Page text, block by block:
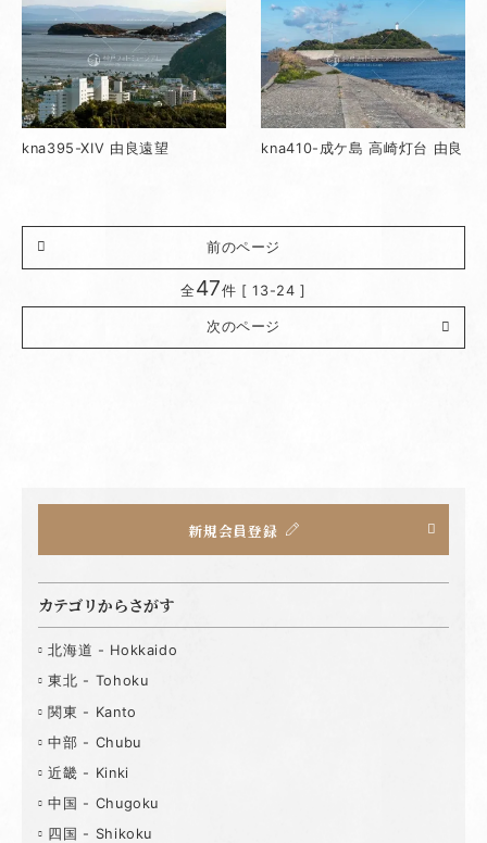
kna395-XIV 由良遠望 kna410-成ケ島 高崎灯台 由良
前のページ
全47件 [ 13-24 ]
次のページ
新規会員登録
カテゴリからさがす
北海道 - Hokkaido
東北 - Tohoku
関東 - Kanto
中部 - Chubu
近畿 - Kinki
中国 - Chugoku
四国 - Shikoku